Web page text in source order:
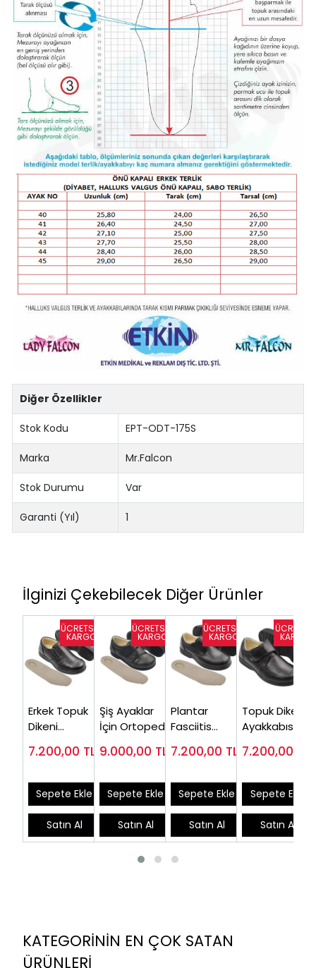
Diğer Özellikler
Stok Kodu EPT-ODT-175S
Marka Mr.Falcon
Stok Durumu Var
Garanti (Yıl) 1
İlginizi Çekebilecek Diğer Ürünler
Erkek Topuk
Dikeni
Siyah
7.200,00 TL
Sepete Ekle
Satın Al
Şiş Ayaklar
İçin Ortopedik
Erkek ( En Çok
Model)
9.000,00 TL
Sepete Ekle
Satın Al
Plantar
Fasciitis
Erkek Model
EPTA52S
7.200,00 TL
Sepete Ekle
Satın Al
Topuk Dikeni
Ayakkabısı
( Çok Satılan
7.200,00
Sepete Ekle
Satın Al
KATEGORİNİN EN ÇOK SATAN
ÜRÜNLERİ